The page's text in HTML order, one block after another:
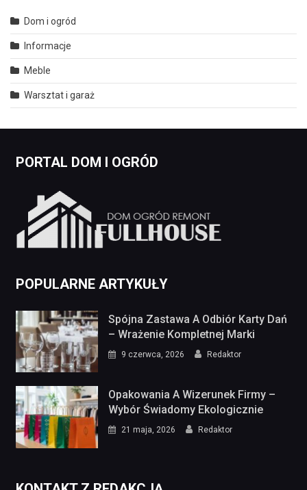
Dom i ogród
Informacje
Meble
Warsztat i garaż
PORTAL DOM I OGRÓD
POPULARNE ARTYKUŁY
Spójna Zastawa A Odbiór Karty Dań
– Wrażenie Kompletnej Marki
9 czerwca, 2026 Redaktor
Opakowania A Wizerunek Firmy –
Wybór Świadomy Ekologicznie
21 maja, 2026 Redaktor